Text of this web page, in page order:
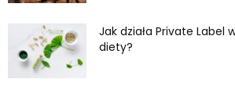
Jak działa Private Label
diety?